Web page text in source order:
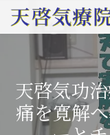
天啓気功
痛を寛解